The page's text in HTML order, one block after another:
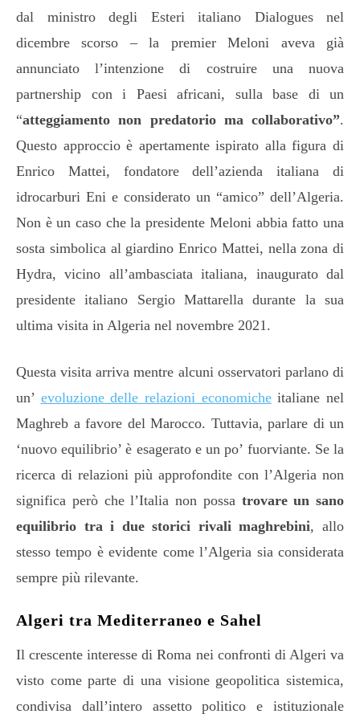
dal ministro degli Esteri italiano Dialogues nel
dicembre scorso – la premier Meloni aveva già
annunciato l’intenzione di costruire una nuova
partnership con i Paesi africani, sulla base di un
“atteggiamento non predatorio ma collaborativo”.
Questo approccio è apertamente ispirato alla figura di
Enrico Mattei, fondatore dell’azienda italiana di
idrocarburi Eni e considerato un “amico” dell’Algeria.
Non è un caso che la presidente Meloni abbia fatto una
sosta simbolica al giardino Enrico Mattei, nella zona di
Hydra, vicino all’ambasciata italiana, inaugurato dal
presidente italiano Sergio Mattarella durante la sua
ultima visita in Algeria nel novembre 2021.
Questa visita arriva mentre alcuni osservatori parlano di
un’ evoluzione delle relazioni economicheitaliane nel
Maghreb a favore del Marocco. Tuttavia, parlare di un
‘nuovo equilibrio’ è esagerato e un po’ fuorviante. Se la
ricerca di relazioni più approfondite con l’Algeria non
significa però che l’Italia non possa trovare un sano
equilibrio tra i due storici rivali maghrebini, allo
stesso tempo è evidente come l’Algeria sia considerata
sempre più rilevante.
Algeri tra Mediterraneo e Sahel
Il crescente interesse di Roma nei confronti di Algeri va
visto come parte di una visione geopolitica sistemica,
condivisa dall’intero assetto politico e istituzionale